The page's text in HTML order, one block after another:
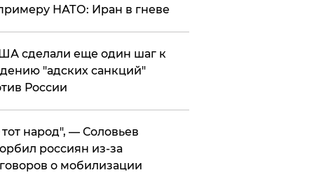
НАТО: Иран в гневе
сделали еще один шаг к
"адских санкций"
России
народ", — Соловьев
россиян из-за
о мобилизации